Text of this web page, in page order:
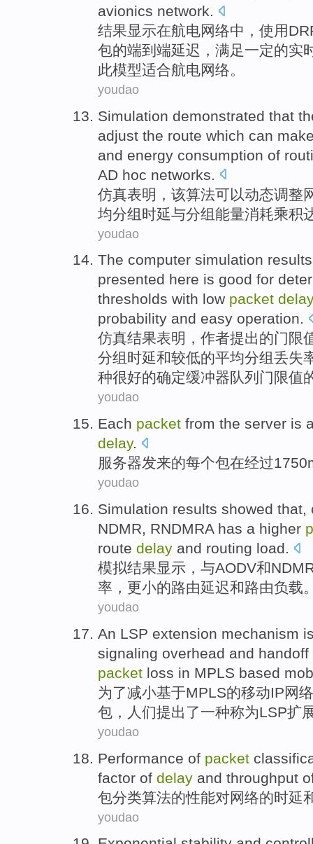
avionics network.
结果显示在航电网络中， 使用
包的端到 端延迟 ， 满足一定的实
此模型适合航电网络。
youdao
Simulation demonstrated that
adjust the route which can
and energy consumption of
AD hoc networks
仿真表明 ， 该算法可以动态调整
均分组时延与分组能量消耗乘积
youdao
The computer simulation results
presented here is good for
thresholds with low packet
probability and easy operation.
仿真结果表明 ，作者提出的门限
分组时延和较低的平均分组丢失
种很好的确定缓冲器队列门限值
youdao
Each packet from the server is
delay.
服务器发来的每个包在经过1750
youdao
Simulation results showed that,
NDMR, RNDMRA has a higher
route delay and routing load.
模拟结果显示 ， 与AODV和
率，更小的路由延迟和路由负载
youdao
An LSP extension mechanism
signaling overhead and handoff
packet loss in MPLS based
为了减小基于MPLS的移动IP网络
包 ，人们提出了一种称为LSP扩
youdao
Performance of packet
factor of delay and throughput
包分类算法的性能对网络的时延
youdao